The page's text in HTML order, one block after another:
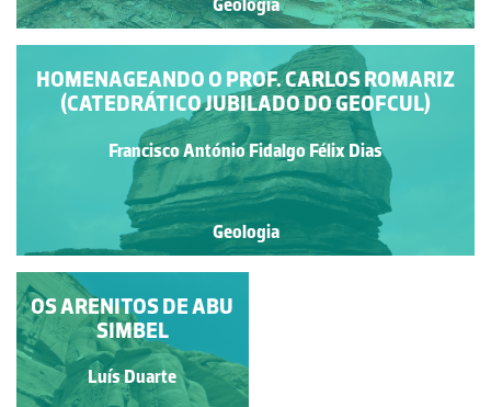
Geologia
HOMENAGEANDO O PROF. CARLOS ROMARIZ
(CATEDRÁTICO JUBILADO DO GEOFCUL)
Francisco António Fidalgo Félix Dias
Geologia
ASPECTOS
PARTICULARES DE
EROSÃO EÓLICA
Francisco António Fidalgo
Félix Dias
OS ARENITOS DE ABU
SIMBEL
Luís Duarte